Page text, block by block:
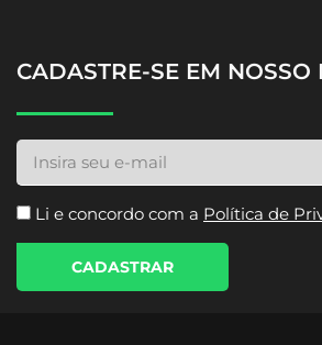
CADASTRE-SE EM NOSSO
Li e concordo com a Política de
CADASTRAR